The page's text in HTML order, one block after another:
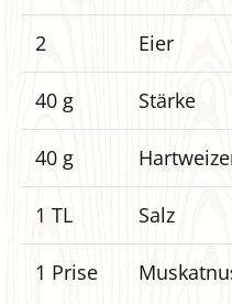
2 Eier
40 g Stärke
40 g
1 TL Salz
1 Prise